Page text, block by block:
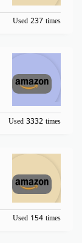
Used 237 times
Used 3332 times
Used 154 times